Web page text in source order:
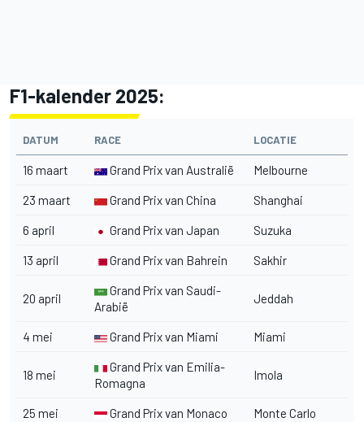
F1-kalender 2025:
DATUM RACE LOCATIE
16 maart Grand Prix van Australië Melbourne
23 maart Grand Prix van China Shanghai
6 april Grand Prix van Japan Suzuka
13 april Grand Prix van Bahrein Sakhir
20 april
Grand Prix van Saudi-
Arabië
Jeddah
4 mei Grand Prix van Miami Miami
18 mei
Grand Prix van Emilia-
Romagna
Imola
25 mei Grand Prix van Monaco Monte Carlo